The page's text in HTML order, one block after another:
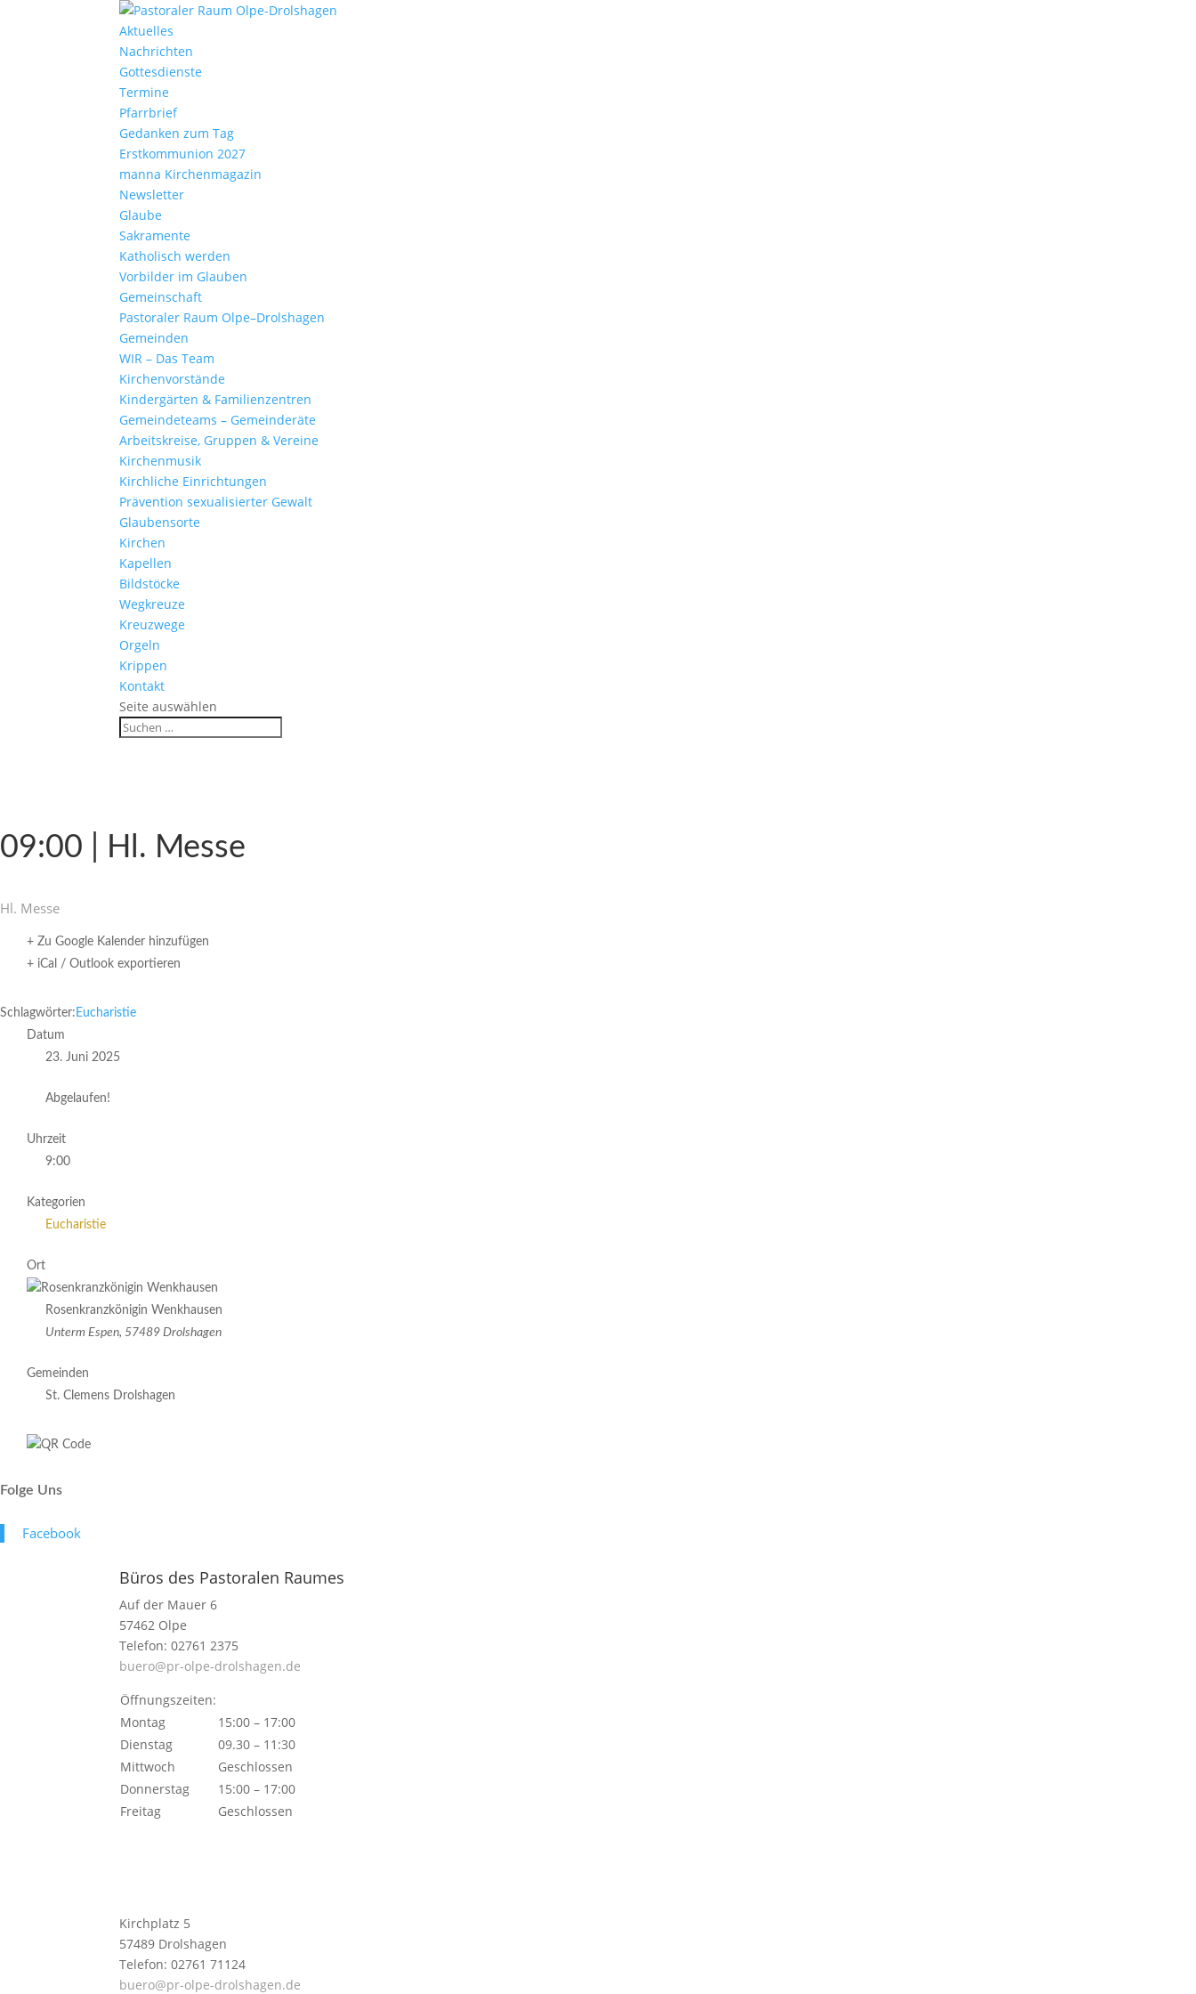
Aktu­elles
Nach­richten
Gottes­dienste
Termine
Pfarr­brief
Gedanken zum Tag
Erst­kom­mu­nion 2027
manna Kirchen­ma­gazin
News­letter
Glaube
Sakra­mente
Katho­lisch werden
Vorbilder im Glauben
Gemein­schaft
Pasto­raler Raum Olpe–Drolshagen
Gemeinden
WIR – Das Team
Kirchen­vor­stände
Kinder­gärten & Familienzentren
Gemein­de­teams – Gemeinderäte
Arbeits­kreise, Gruppen & Vereine
Kirchen­musik
Kirch­liche Einrichtungen
Präven­tion sexua­li­sierter Gewalt
Glau­ben­s­orte
Kirchen
Kapellen
Bild­stöcke
Wegkreuze
Kreuz­wege
Orgeln
Krippen
Kontakt
Seite auswählen
09:00 | Hl. Messe
Hl. Messe
+ Zu Google Kalender hinzufügen
+ iCal / Outlook exportieren
Schlagwörter: Eucharistie
Datum
23. Juni 2025
Abgelaufen!
Uhrzeit
9:00
Kategorien
Eucharistie
Ort
Rosenkranzkönigin Wenkhausen
Unterm Espen, 57489 Drolshagen
Gemeinden
St. Clemens Drolshagen
Folge Uns
Face­book
Büros des Pastoralen Raumes
Auf der Mauer 6
57462 Olpe
Telefon: 02761 2375
buero@pr-olpe-drolshagen.de
Öffnungszeiten:
Montag
15:00 – 17:00
Dienstag
09.30 – 11:30
Mittwoch
Geschlossen
Donnerstag
15:00 – 17:00
Freitag
Geschlossen
Kirchplatz 5
57489 Drolshagen
Telefon: 02761 71124
buero@pr-olpe-drolshagen.de